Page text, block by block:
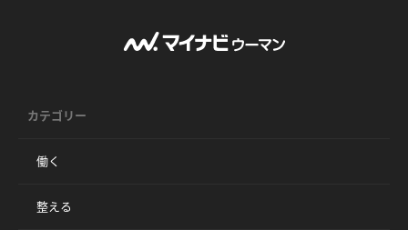
カテゴリー
働く
整える